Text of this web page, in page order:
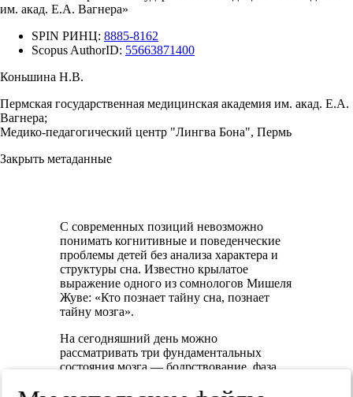
им. акад. Е.А. Вагнера»
SPIN РИНЦ: 8885-8162
Scopus AuthorID: 55663871400
Коньшина Н.В.
Пермская государственная медицинская академия им. акад. Е.А.
Вагнера;
Медико-педагогический центр "Лингва Бона", Пермь
Закрыть метаданные
С современных позиций невозможно
понимать когнитивные и поведенческие
проблемы детей без анализа характера и
структуры сна. Известно крылатое
выражение одного из сомнологов Мишеля
Жуве: «Кто познает тайну сна, познает
тайну мозга».
На сегодняшний день можно
рассматривать три фундаментальных
состояния мозга — бодрствование, фаза